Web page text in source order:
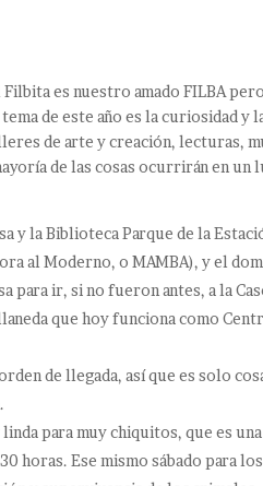
Filbita es nuestro amado FILBA
de este año es la curiosidad y
de arte y creación, lecturas,
de las cosas ocurrirán en un
y la Biblioteca Parque de la
al Moderno, o MAMBA), y el
para ir, si no fueron antes, a la
que hoy funciona como
de llegada, así que es solo
linda para muy chiquitos, que es
horas. Ese mismo sábado para los